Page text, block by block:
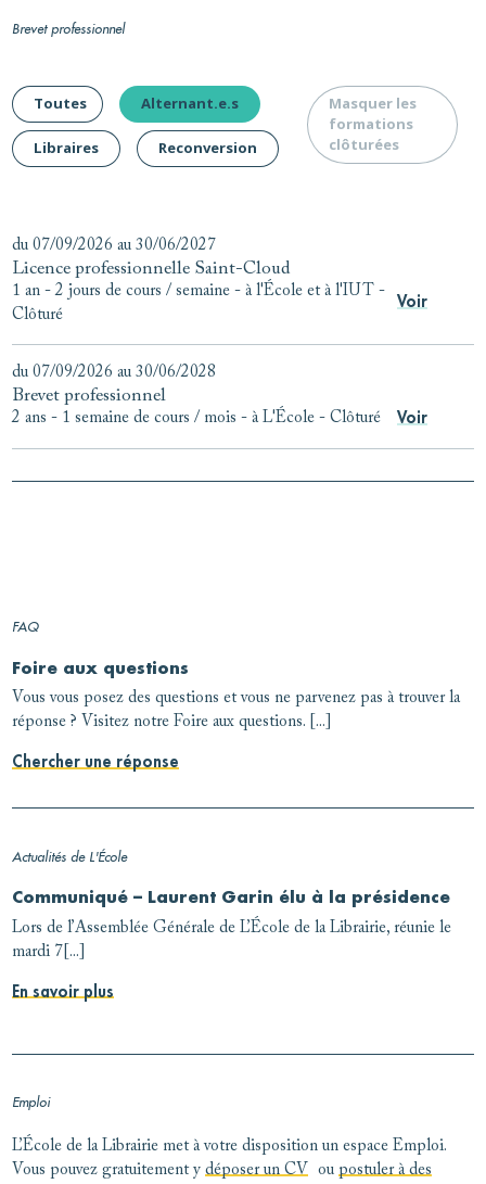
Brevet professionnel
Toutes Alternant.e.s
Libraires Reconversion
Masquer les
formations
clôturées
du 07/09/2026 au 30/06/2027
Licence professionnelle Saint-Cloud
1 an - 2 jours de cours / semaine -à l'École et à l'IUT -
Clôturé
Voir
du 07/09/2026 au 30/06/2028
Brevet professionnel
2 ans - 1 semaine de cours / mois -à L'École -Clôturé Voir
FAQ
Foire aux questions
Vous vous posez des questions et vous ne parvenez pas à trouver la
réponse ? Visitez notre Foire aux questions. [...]
Chercher une réponse
Actualités de L'École
Communiqué – Laurent Garin élu à la présidence
Lors de l’Assemblée Générale de L’École de la Librairie, réunie le
mardi 7[...]
En savoir plus
Emploi
L’École de la Librairie met à votre disposition un espace Emploi.
Vous pouvez gratuitement ydéposer un CV ou postuler à des